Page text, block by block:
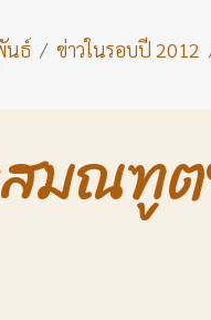
นธ์ ข่าวในรอบปี 2012
มณฑู